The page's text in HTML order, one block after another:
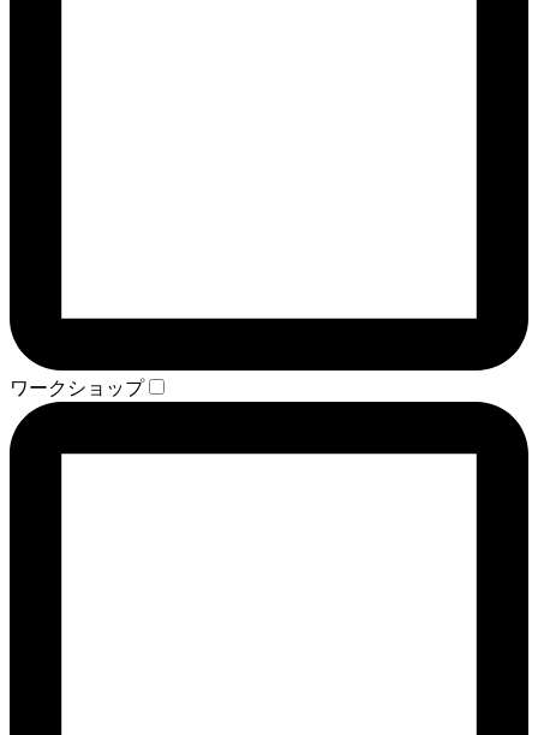
ワークショップ